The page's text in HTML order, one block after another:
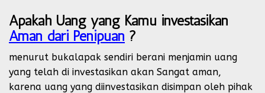
Apakah Uang yang Kamu investasikan
Aman dari Penipuan ?
menurut bukalapak sendiri berani menjamin uang
yang telah di investasikan akan Sangat aman,
karena uang yang diinvestasikan disimpan oleh pihak